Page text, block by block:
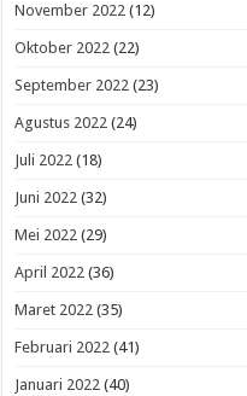
November 2022 (12)
Oktober 2022 (22)
September 2022 (23)
Agustus 2022 (24)
Juli 2022 (18)
Juni 2022 (32)
Mei 2022 (29)
April 2022 (36)
Maret 2022 (35)
Februari 2022 (41)
Januari 2022 (40)